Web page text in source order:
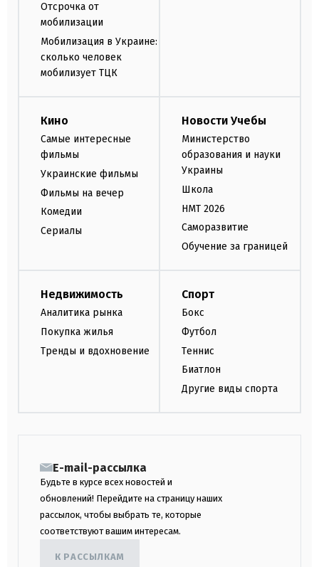
Отсрочка от
мобилизации
Мобилизация в Украине:
сколько человек
мобилизует ТЦК
Кино
Самые интересные
фильмы
Украинские фильмы
Фильмы на вечер
Комедии
Сериалы
Новости Учебы
Министерство
образования и науки
Украины
Школа
НМТ 2026
Саморазвитие
Обучение за границей
Недвижимость
Аналитика рынка
Покупка жилья
Тренды и вдохновение
Спорт
Бокс
Футбол
Теннис
Биатлон
Другие виды спорта
E-mail-рассылка
Будьте в курсе всех новостей и
обновлений! Перейдите на страницу наших
рассылок, чтобы выбрать те, которые
соответствуют вашим интересам.
К РАССЫЛКАМ